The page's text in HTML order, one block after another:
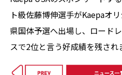
ト級佐藤博伸選手がKaepaオ
県国体予選へ出場し、ロード
スで2位と言う好成績を残され